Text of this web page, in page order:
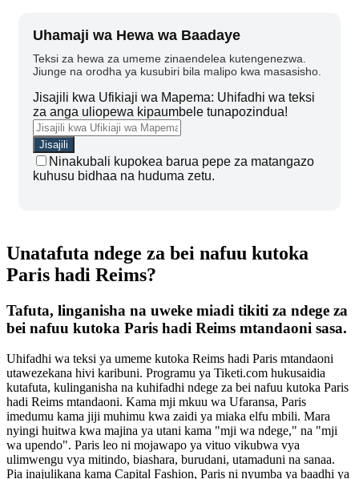
Uhamaji wa Hewa wa Baadaye
Teksi za hewa za umeme zinaendelea kutengenezwa.
Jiunge na orodha ya kusubiri bila malipo kwa masasisho.
Jisajili kwa Ufikiaji wa Mapema: Uhifadhi wa teksi
za anga uliopewa kipaumbele tunapozindua!
Ninakubali kupokea barua pepe za matangazo
kuhusu bidhaa na huduma zetu.
Unatafuta ndege za bei nafuu kutoka
Paris hadi Reims?
Tafuta, linganisha na uweke miadi tikiti za ndege za
bei nafuu kutoka Paris hadi Reims mtandaoni sasa.
Uhifadhi wa teksi ya umeme kutoka Reims hadi Paris mtandaoni
utawezekana hivi karibuni. Programu ya Tiketi.com hukusaidia
kutafuta, kulinganisha na kuhifadhi ndege za bei nafuu kutoka Paris
hadi Reims mtandaoni. Kama mji mkuu wa Ufaransa, Paris
imedumu kama jiji muhimu kwa zaidi ya miaka elfu mbili. Mara
nyingi huitwa kwa majina ya utani kama "mji wa ndege," na "mji
wa upendo". Paris leo ni mojawapo ya vituo vikubwa vya
ulimwengu vya mitindo, biashara, burudani, utamaduni na sanaa.
Pia inajulikana kama Capital Fashion, Paris ni nyumba ya baadhi ya